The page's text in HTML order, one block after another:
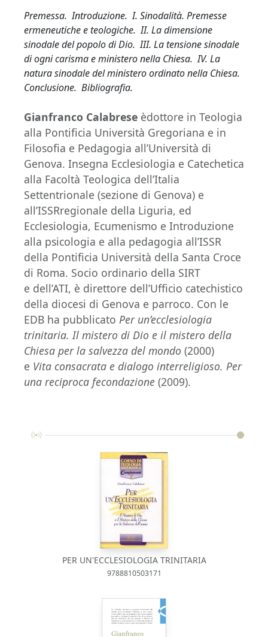
Premessa. Introduzione. I. Sinodalità. Premesse
ermeneutiche e teologiche. II. La dimensione
sinodale del popolo di Dio. III. La tensione sinodale
di ogni carisma e ministero nella Chiesa. IV. La
natura sinodale del ministero ordinato nella Chiesa.
Conclusione. Bibliografia.
Gianfranco Calabrese èdottore in Teologia
alla Pontificia Università Gregoriana e in
Filosofia e Pedagogia all’Università di
Genova. Insegna Ecclesiologia e Catechetica
alla Facoltà Teologica dell’Italia
Settentrionale (sezione di Genova) e
all’ISSRregionale della Liguria, ed
Ecclesiologia, Ecumenismo e Introduzione
alla psicologia e alla pedagogia all’ISSR
della Pontificia Università della Santa Croce
di Roma. Socio ordinario della SIRT
e dell’ATI, è direttore dell’Ufficio catechistico
della diocesi di Genova e parroco. Con le
EDB ha pubblicato Per un’ecclesiologia
trinitaria. Il mistero di Dio e il mistero della
Chiesa per la salvezza del mondo (2000)
e Vita consacrata e dialogo interreligioso. Per
una reciproca fecondazione (2009).
PER UN'ECCLESIOLOGIA TRINITARIA
9788810503171